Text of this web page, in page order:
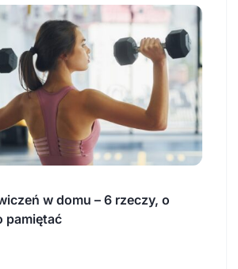
w domu – 6 rzeczy, o
pamiętać